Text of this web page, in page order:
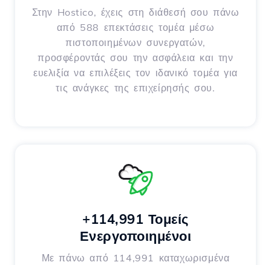
Στην Hostico, έχεις στη διάθεσή σου πάνω
από 588 επεκτάσεις τομέα μέσω
πιστοποιημένων συνεργατών,
προσφέροντάς σου την ασφάλεια και την
ευελιξία να επιλέξεις τον ιδανικό τομέα για
τις ανάγκες της επιχείρησής σου.
+114,991 Τομείς
Ενεργοποιημένοι
Με πάνω από 114,991 καταχωρισμένα